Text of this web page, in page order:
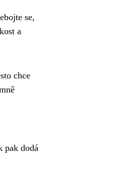
se,
a
chce
pak dodá